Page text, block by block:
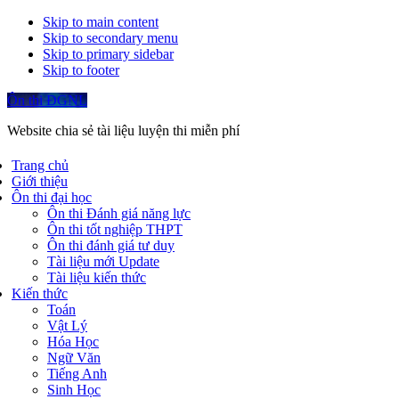
Skip to main content
Skip to secondary menu
Skip to primary sidebar
Skip to footer
Ôn thi ĐGNL
Website chia sẻ tài liệu luyện thi miễn phí
Trang chủ
Giới thiệu
Ôn thi đại học
Ôn thi Đánh giá năng lực
Ôn thi tốt nghiệp THPT
Ôn thi đánh giá tư duy
Tài liệu mới Update
Tài liệu kiến thức
Kiến thức
Toán
Vật Lý
Hóa Học
Ngữ Văn
Tiếng Anh
Sinh Học